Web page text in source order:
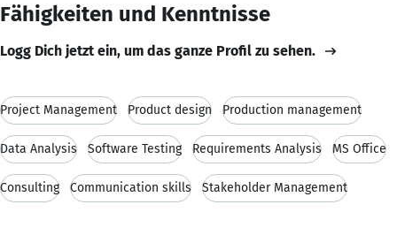
Fähigkeiten und Kenntnisse
Logg Dich jetzt ein, um das ganze Profil zu sehen.
Project Management Product design Production management
Data Analysis Software Testing Requirements Analysis MS Office
Consulting Communication skills Stakeholder Management